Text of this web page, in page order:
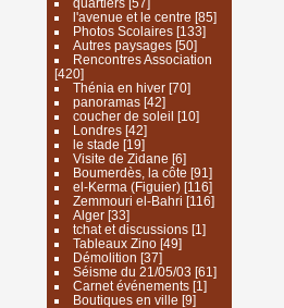
l'avenue et le centre [85]
Photos Scolaires[133]
Autres paysages[50]
Rencontres Association
[420]
Thénia en hiver[70]
panoramas[42]
coucher de soleil [10]
Londres[42]
le stade [19]
Visite de Zidane [6]
Boumerdès, la côte [91]
el-Kerma (Figuier)[116]
Zemmouri el-Bahri [116]
Alger[33]
tchat et discussions[1]
Tableaux Zino[49]
Démolition [37]
Séisme du 21/05/03 [61]
Carnet événements[1]
Boutiques en ville [9]